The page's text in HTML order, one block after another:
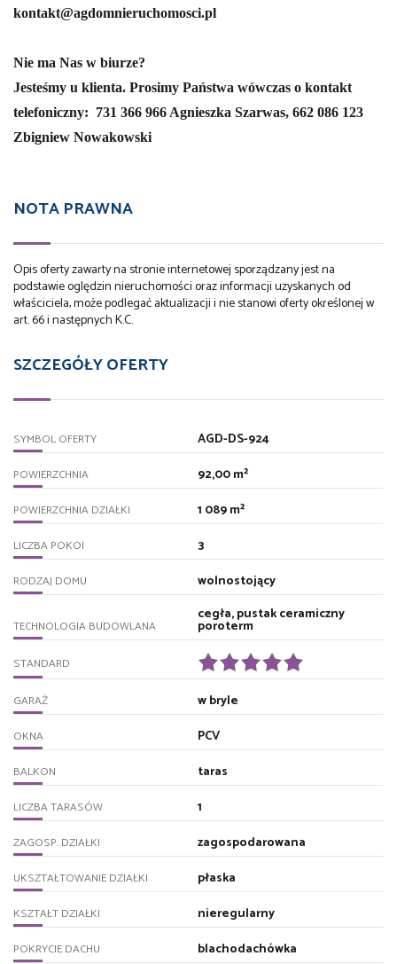
kontakt@agdomnieruchomosci.pl
Nie ma Nas w biurze?
Jesteśmy u klienta. Prosimy Państwa wówczas o kontakt
telefoniczny: 731 366 966 Agnieszka Szarwas, 662 086 123
Zbigniew Nowakowski
NOTA PRAWNA
Opis oferty zawarty na stronie internetowej sporządzany jest na
podstawie oględzin nieruchomości oraz informacji uzyskanych od
właściciela, może podlegać aktualizacji i nie stanowi oferty określonej w
art. 66 i następnych K.C.
SZCZEGÓŁY OFERTY
SYMBOL OFERTY AGD-DS-924
POWIERZCHNIA 92,00 m²
POWIERZCHNIA DZIAŁKI 1 089 m²
LICZBA POKOI 3
RODZAJ DOMU wolnostojący
TECHNOLOGIA BUDOWLANA
cegła, pustak ceramiczny
poroterm
STANDARD
GARAŻ w bryle
OKNA PCV
BALKON taras
LICZBA TARASÓW 1
ZAGOSP. DZIAŁKI zagospodarowana
UKSZTAŁTOWANIE DZIAŁKI płaska
KSZTAŁT DZIAŁKI nieregularny
POKRYCIE DACHU blachodachówka